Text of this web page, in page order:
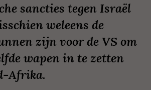
sancties tegen Israël
weleens de
zijn voor de VS om
wapen in te zetten
Afrika.